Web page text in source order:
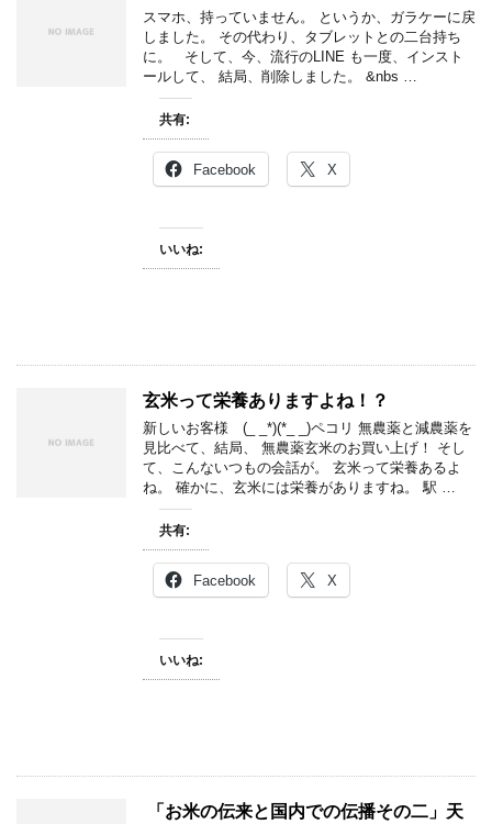
スマホ、持っていません。 というか、ガラケーに戻
しました。 その代わり、タブレットとの二台持ち
に。 そして、今、流行のLINE も一度、インスト
ールして、 結局、削除しました。 &nbs …
共有:
Facebook X
いいね:
玄米って栄養ありますよね！？
新しいお客様 (_ _*)(*_ _)ペコリ 無農薬と減農薬を
見比べて、結局、 無農薬玄米のお買い上げ！ そし
て、こんないつもの会話が。 玄米って栄養あるよ
ね。 確かに、玄米には栄養がありますね。 駅 …
共有:
Facebook X
いいね:
「お米の伝来と国内での伝播その二」天